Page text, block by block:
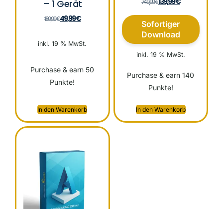
– 1 Gerät
189,99€49,99€
inkl. 19 % MwSt.
Purchase & earn 50
Punkte!
In den Warenkorb
749,99€
Sofortiger
Download
inkl. 19 % MwSt.
Purchase & earn 140
Punkte!
In den Warenkorb